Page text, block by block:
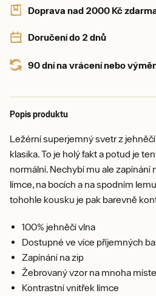
Doprava nad 2000 Kč
Doručení do 2 dnů
90 dní na vrácení nebo
Popis produktu
Ležérní superjemný svetr z
klasika. To je holý fakt a potud je
normální. Nechybí mu ale zapínání
límce, na bocích a na spodním
tohohle kousku je pak barevně
100% jehněčí vlna
Dostupné ve více příjemných
Zapínání na zip
Žebrovaný vzor na mnoha
Kontrastní vnitřek límce